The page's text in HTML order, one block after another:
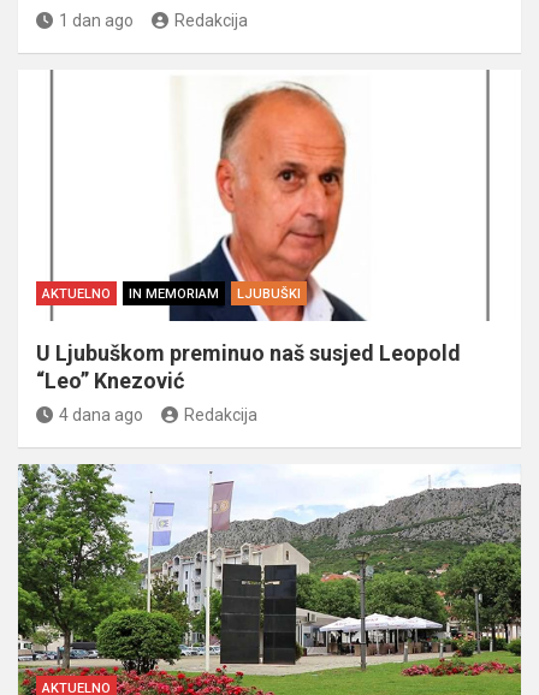
1 dan ago Redakcija
AKTUELNO IN MEMORIAM LJUBUŠKI
U Ljubuškom preminuo naš susjed Leopold
“Leo” Knezović
4 dana ago Redakcija
AKTUELNO